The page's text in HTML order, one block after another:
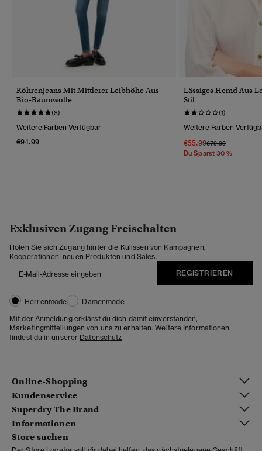
Röhrenjeans Mit Mittlerer Leibhöhe Aus
Bio-Baumwolle
(8)
Weitere Farben Verfügbar
€94.99
Lässiges Hemd Aus
Stil
(1)
Weitere Farben
€55.99Preis Wurde
€79.99Bis
Du Sparst 30 %
Exklusiven Zugang Freischalten
Holen Sie sich Zugang hinter die Kulissen von Kampagnen,
Kooperationen, neuen Produkten und Sales.
REGISTRIEREN
Herrenmode
Damenmode
Mit der Anmeldung erklärst du dich damit einverstanden,
Marketingmitteilungen von uns zu erhalten. Weitere Informationen
findest du in unserer Datenschutz
Online-Shopping
Kundenservice
Superdry The Brand
Informationen
Store suchen